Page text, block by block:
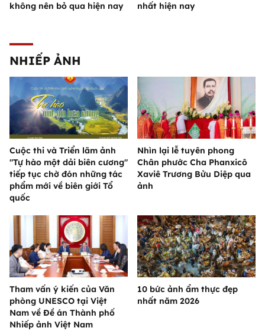
không nên bỏ qua hiện nay
nhất hiện nay
NHIẾP ẢNH
Cuộc thi và Triển lãm ảnh
"Tự hào một dải biên cương"
tiếp tục chờ đón những tác
phẩm mới về biên giới Tổ
quốc
Nhìn lại lễ tuyên phong
Chân phước Cha Phanxicô
Xaviê Trương Bửu Diệp qua
ảnh
Tham vấn ý kiến của Văn
phòng UNESCO tại Việt
Nam về Đề án Thành phố
Nhiếp ảnh Việt Nam
10 bức ảnh ẩm thực đẹp
nhất năm 2026